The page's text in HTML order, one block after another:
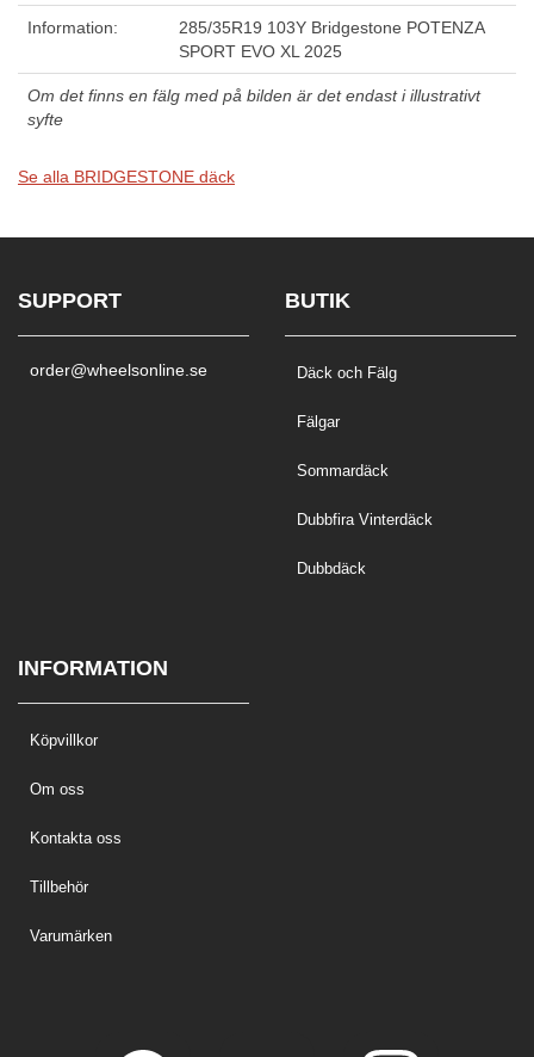
Information:
285/35R19 103Y Bridgestone POTENZA
SPORT EVO XL 2025
Om det finns en fälg med på bilden är det endast i illustrativt
syfte
Se alla BRIDGESTONE däck
SUPPORT
order@wheelsonline.se
BUTIK
Däck och Fälg
Fälgar
Sommardäck
Dubbfira Vinterdäck
Dubbdäck
INFORMATION
Köpvillkor
Om oss
Kontakta oss
Tillbehör
Varumärken